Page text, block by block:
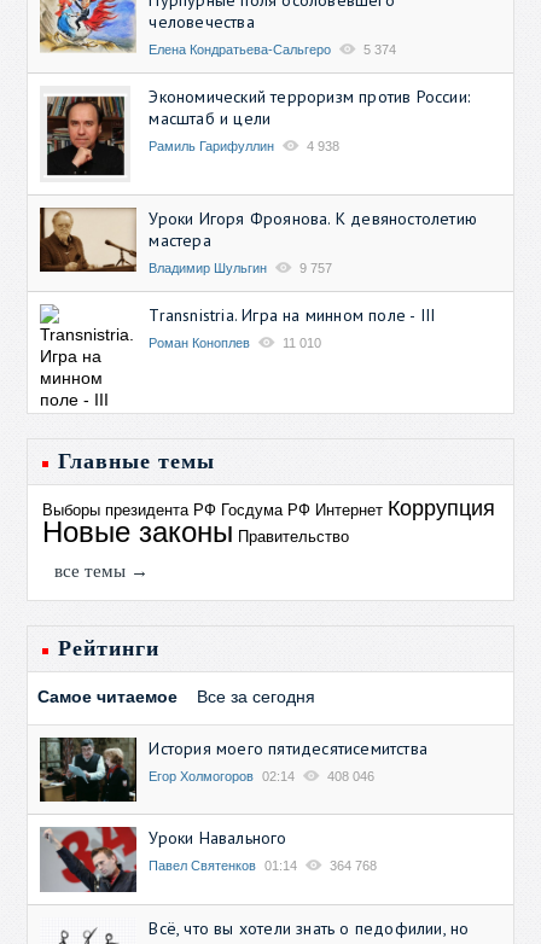
человечества
Елена Кондратьева-Сальгеро 5 374
Экономический терроризм против России:
масштаб и цели
Рамиль Гарифуллин 4 938
Уроки Игоря Фроянова. К девяностолетию
мастера
Владимир Шульгин 9 757
Transnistria. Игра на минном поле - III
Роман Коноплев 11 010
Главные темы
Выборы президента РФ Госдума РФ Интернет Коррупция
Новые законы Правительство
все темы →
Рейтинги
Самое читаемое Все за сегодня
История моего пятидесятисемитства
Егор Холмогоров 02:14 408 046
Уроки Навального
Павел Святенков 01:14 364 768
Всё, что вы хотели знать о педофилии, но